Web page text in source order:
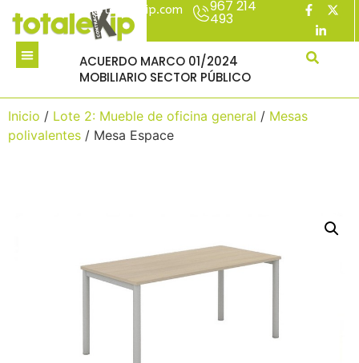
967 214
493
acuerdomarco@totalekip.com
ACUERDO MARCO 01/2024
MOBILIARIO SECTOR PÚBLICO
Inicio / Lote 2: Mueble de oficina general / Mesas
polivalentes / Mesa Espace